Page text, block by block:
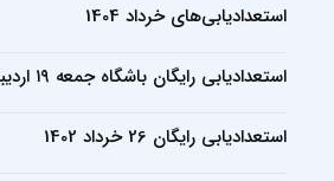
استعدادیابی‌های خرداد 1404
استعدادیابی رایگان باشگاه جمعه ۱۹ اردیبهشت ۱۴۰4
استعدادیابی رایگان 26 خرداد 1402